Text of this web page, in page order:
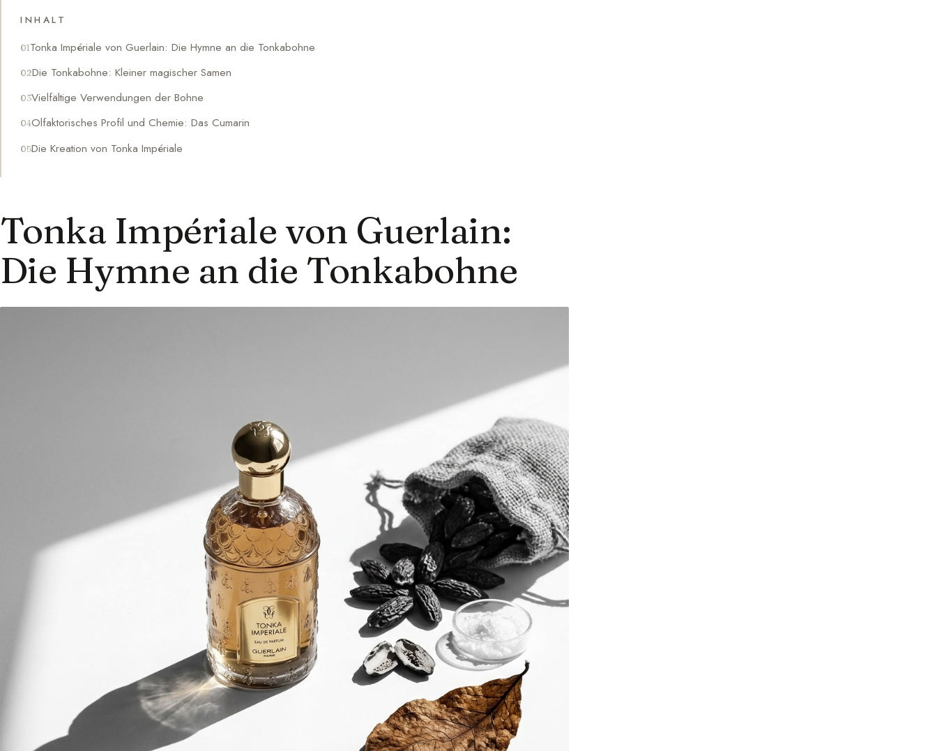
INHALT
Tonka Impériale von Guerlain: Die Hymne an die Tonkabohne
Die Tonkabohne: Kleiner magischer Samen
Vielfältige Verwendungen der Bohne
Olfaktorisches Profil und Chemie: Das Cumarin
Die Kreation von Tonka Impériale
Tonka Impériale von Guerlain:
Die Hymne an die Tonkabohne